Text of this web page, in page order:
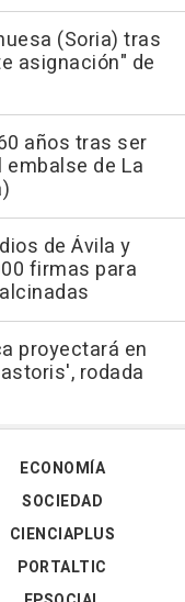
(Soria) tras
asignación" de
años tras ser
de La
de Ávila y
firmas para
proyectará en
rodada
ECONOMÍA
SOCIEDAD
CIENCIAPLUS
PORTALTIC